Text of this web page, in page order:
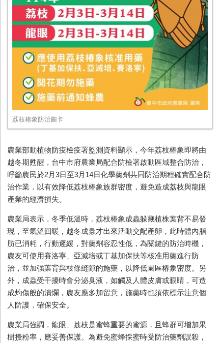
荔枝椿象防治圖卡
農業部動植物防疫檢疫署監測資料顯示，今年荔枝椿象即將由
越冬期甦醒，台中市府農業局配合防檢署啟動區域整合防治，
呼籲農民於2月3日至3月14日化學藥劑共同防治期程確實配合防
治作業，以有效降低荔枝椿象族群密度，避免造成荔枝與龍眼
產業的經濟損失。
農業局表示，冬季低溫時，荔枝椿象成蟲躲藏植株葉背不易發
現，至氣溫回暖，越冬成蟲才出來活動交配產卵，此時體內脂
肪已消耗，行動遲緩，對藥劑容忍性低，為關鍵的防治時機，
農友可使用賽洛寧、亞滅培或丁基加保扶等核准用藥進行防
治，並加強葉背與枝條縫隙的施藥，以降低園區椿象密度。另
外，成蟲受干擾時會分泌臭液，如觸及人體皮膚或眼睛，可造
成灼傷般的潰爛，農友應多加留意，施藥時也須依標示注意個
人防護，確保安全。
農業局強調，龍眼、荔枝是蜜蜂重要的蜜源，且蜂群可增加果
樹授粉率，應妥善保護。為避免蜜蜂採蜜時受防治藥劑誤殺，